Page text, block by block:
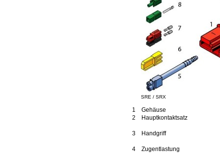
SRE / SRX
1 Gehäuse
2 Hauptkontaktsatz
3 Handgriff
4 Zugentlastung